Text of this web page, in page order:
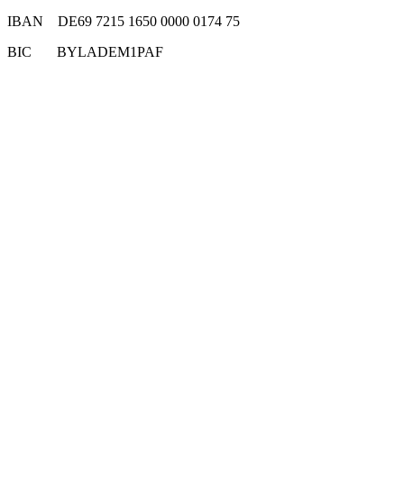
IBAN DE69 7215 1650 0000 0174 75
BIC BYLADEM1PAF